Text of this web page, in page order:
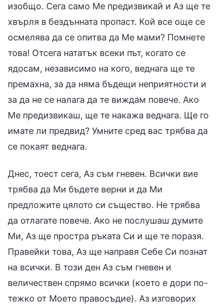
изобщо. Сега само Ме предизвикай и Аз ще те
хвърля в бездънната пропаст. Кой все още се
осмелява да се опитва да Ме мами? Помнете
това! Отсега нататък всеки път, когато се
ядосам, независимо на кого, веднага ще те
премахна, за да няма бъдещи неприятности и
за да не се налага да те виждам повече. Ако
Ме предизвикаш, ще те накажа веднага. Ще го
имате ли предвид? Умните сред вас трябва да
се покаят веднага.
Днес, тоест сега, Аз съм гневен. Всички вие
трябва да Ми бъдете верни и да Ми
предложите цялото си същество. Не трябва
да отлагате повече. Ако не послушаш думите
Ми, Аз ще простра ръката Си и ще те поразя.
Правейки това, Аз ще направя Себе Си познат
на всички. В този ден Аз съм гневен и
величествен спрямо всички (което е дори по-
тежко от Моето правосъдие). Аз изговорих